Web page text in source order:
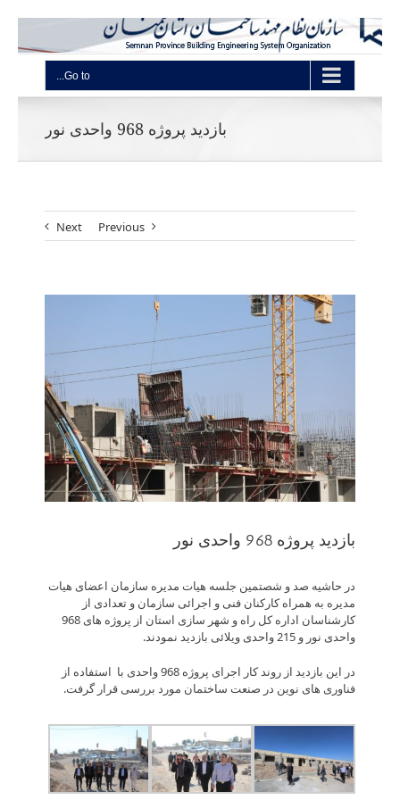
Go to...
بازدید پروژه 968 واحدی نور
Previous
Next
View
Larger
Image
بازدید پروژه 968 واحدی نور
در حاشیه صد و شصتمین جلسه هیات مدیره سازمان اعضای هیات
مدیره به همراه کارکنان فنی و اجرائی سازمان و تعدادی از
کارشناسان اداره کل راه و شهر سازی استان از پروژه های 968
واحدی نور و 215 واحدی ویلائی بازدید نمودند.
در این بازدید از روند کار اجرای پروژه 968 واحدی با استفاده از
فناوری های نوین در صنعت ساختمان مورد بررسی قرار گرفت.